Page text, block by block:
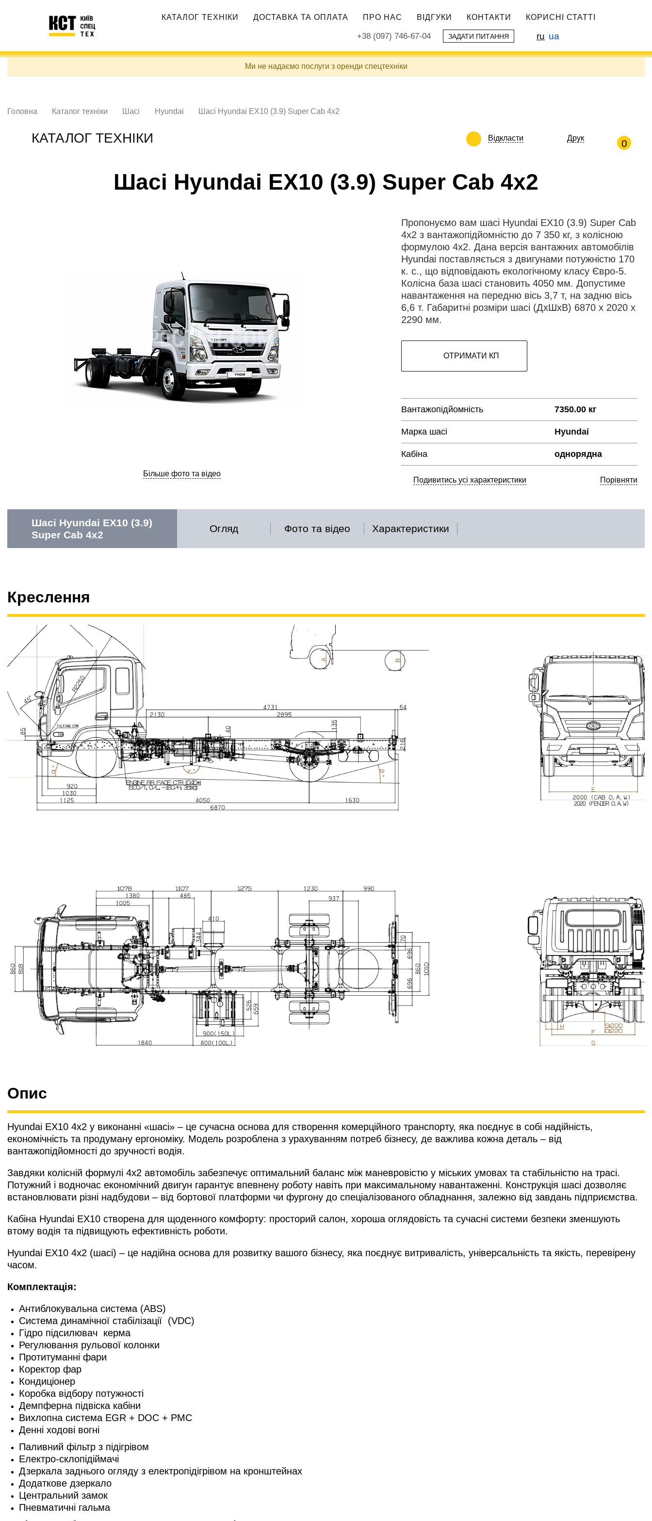
навигация
КАТАЛОГ ТЕХНІКИ ДОСТАВКА ТА ОПЛАТА ПРО НАС ВІДГУКИ КОНТАКТИ КОРИСНІ СТАТТІ
+38 (097) 746-67-04 ЗАДАТИ ПИТАННЯ ru ua
Ми не надаємо послуги з оренди спецтехніки
Головна Каталог техніки Шасі Hyundai Шасі Hyundai EX10 (3.9) Super Cab 4х2
КАТАЛОГ ТЕХНІКИ Відкласти Друк 0
Шасі Hyundai EX10 (3.9) Super Cab 4х2
Більше фото та відео
Пропонуємо вам шасі Hyundai EX10 (3.9) Super Cab
4х2 з вантажопідйомністю до 7 350 кг, з колісною
формулою 4х2. Дана версія вантажних автомобілів
Hyundai поставляється з двигунами потужністю 170
к. с., що відповідають екологічному класу Євро-5.
Колісна база шасі становить 4050 мм. Допустиме
навантаження на передню вісь 3,7 т, на задню вісь
6,6 т. Габаритні розміри шасі (ДхШхВ) 6870 х 2020 х
2290 мм.
ОТРИМАТИ КП
Вантажопідйомність 7350.00 кг
Марка шасі Hyundai
Кабіна однорядна
Подивитись усі характеристики Порівняти
Шасі Hyundai EX10 (3.9)
Super Cab 4х2
Огляд Фото та відео Характеристики
Креслення
Опис
Hyundai EX10 4х2 у виконанні «шасі» – це сучасна основа для створення комерційного транспорту, яка поєднує в собі надійність,
економічність та продуману ергономіку. Модель розроблена з урахуванням потреб бізнесу, де важлива кожна деталь – від
вантажопідйомності до зручності водія.
Завдяки колісній формулі 4х2 автомобіль забезпечує оптимальний баланс між маневровістю у міських умовах та стабільністю на трасі.
Потужний і водночас економічний двигун гарантує впевнену роботу навіть при максимальному навантаженні. Конструкція шасі дозволяє
встановлювати різні надбудови – від бортової платформи чи фургону до спеціалізованого обладнання, залежно від завдань підприємства.
Кабіна Hyundai EX10 створена для щоденного комфорту: просторий салон, хороша оглядовість та сучасні системи безпеки зменшують
втому водія та підвищують ефективність роботи.
Hyundai EX10 4х2 (шасі) – це надійна основа для розвитку вашого бізнесу, яка поєднує витривалість, універсальність та якість, перевірену
часом.
Комплектація:
Антиблокувальна система (ABS)
Система динамічної стабілізації (VDC)
Гідро підсилювач керма
Регулювання рульової колонки
Протитуманні фари
Коректор фар
Кондиціонер
Коробка відбору потужності
Демпферна підвіска кабіни
Вихлопна система EGR + DOC + PMC
Денні ходові вогні
Паливний фільтр з підігрівом
Електро-склопідіймачі
Дзеркала заднього огляду з електропідігрівом на кронштейнах
Додаткове дзеркало
Центральний замок
Пневматичні гальма